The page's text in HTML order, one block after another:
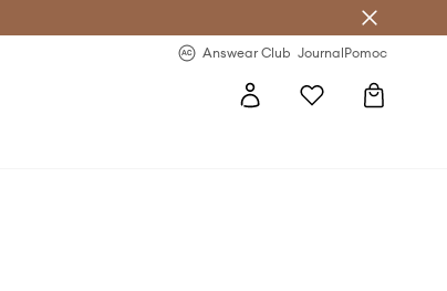
Answear Club JournalPomoc